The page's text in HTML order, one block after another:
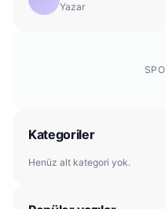
Yazar
Kategoriler
Henüz alt kategori yok.